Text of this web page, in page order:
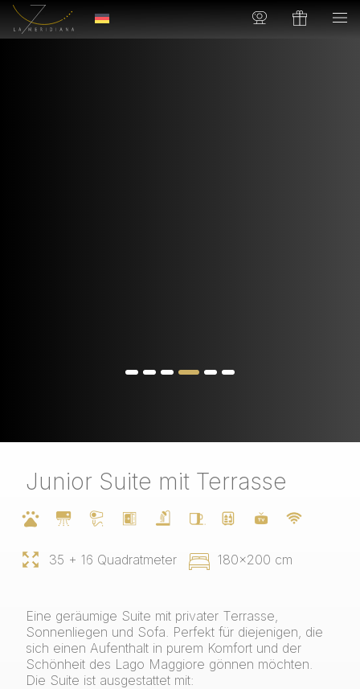
Junior Suite mit Terrasse
35 + 16 Quadratmeter 180x200 cm
Eine geräumige Suite mit privater Terrasse,
Sonnenliegen und Sofa. Perfekt für diejenigen, die
sich einen Aufenthalt in purem Komfort und der
Schönheit des Lago Maggiore gönnen möchten.
Die Suite ist ausgestattet mit: